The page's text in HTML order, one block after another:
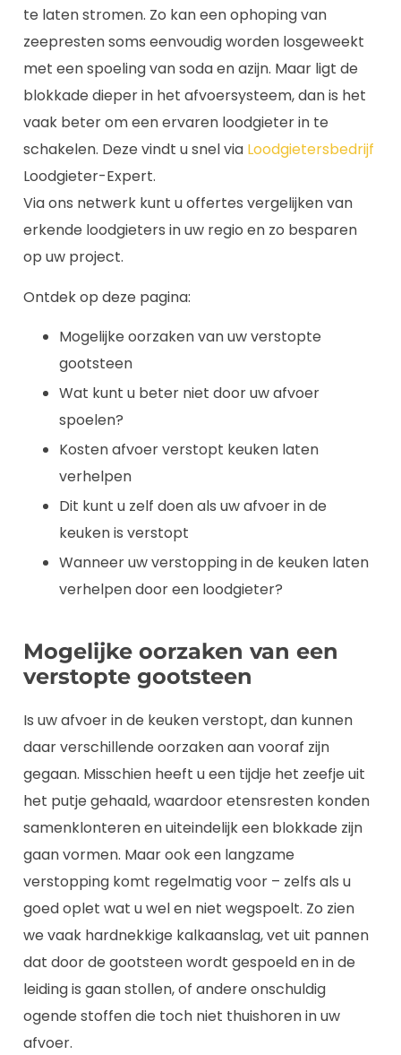
te laten stromen. Zo kan een ophoping van
zeepresten soms eenvoudig worden losgeweekt
met een spoeling van soda en azijn. Maar ligt de
blokkade dieper in het afvoersysteem, dan is het
vaak beter om een ervaren loodgieter in te
schakelen. Deze vindt u snel via Loodgietersbedrijf
Loodgieter-Expert.
Via ons netwerk kunt u offertes vergelijken van
erkende loodgieters in uw regio en zo besparen
op uw project.
Ontdek op deze pagina:
Mogelijke oorzaken van uw verstopte
gootsteen
Wat kunt u beter niet door uw afvoer
spoelen?
Kosten afvoer verstopt keuken laten
verhelpen
Dit kunt u zelf doen als uw afvoer in de
keuken is verstopt
Wanneer uw verstopping in de keuken laten
verhelpen door een loodgieter?
Mogelijke oorzaken van een
verstopte gootsteen
Is uw afvoer in de keuken verstopt, dan kunnen
daar verschillende oorzaken aan vooraf zijn
gegaan. Misschien heeft u een tijdje het zeefje uit
het putje gehaald, waardoor etensresten konden
samenklonteren en uiteindelijk een blokkade zijn
gaan vormen. Maar ook een langzame
verstopping komt regelmatig voor – zelfs als u
goed oplet wat u wel en niet wegspoelt. Zo zien
we vaak hardnekkige kalkaanslag, vet uit pannen
dat door de gootsteen wordt gespoeld en in de
leiding is gaan stollen, of andere onschuldig
ogende stoffen die toch niet thuishoren in uw
afvoer.